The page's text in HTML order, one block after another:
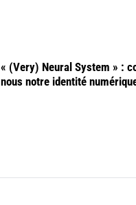
« (Very) Neural System » :
nous notre identité